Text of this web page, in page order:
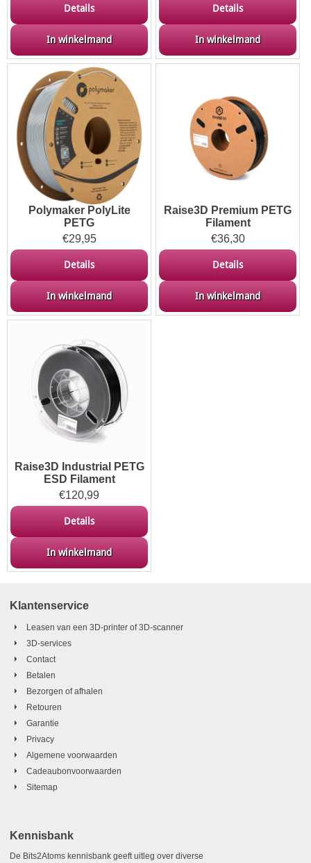
Details
In winkelmand
Details
In winkelmand
Polymaker PolyLite
PETG
€29,95
Details
In winkelmand
Raise3D Premium PETG
Filament
€36,30
Details
In winkelmand
Raise3D Industrial PETG
ESD Filament
€120,99
Details
In winkelmand
Klantenservice
Leasen van een 3D-printer of 3D-scanner
3D-services
Contact
Betalen
Bezorgen of afhalen
Retouren
Garantie
Privacy
Algemene voorwaarden
Cadeaubonvoorwaarden
Sitemap
Kennisbank
De Bits2Atoms kennisbank geeft uitleg over diverse